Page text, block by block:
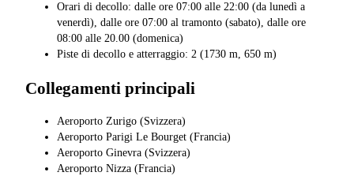
Orari di decollo: dalle ore 07:00 alle 22:00 (da lunedì a
venerdì), dalle ore 07:00 al tramonto (sabato), dalle ore
08:00 alle 20.00 (domenica)
Piste di decollo e atterraggio: 2 (1730 m, 650 m)
Collegamenti principali
Aeroporto Zurigo (Svizzera)
Aeroporto Parigi Le Bourget (Francia)
Aeroporto Ginevra (Svizzera)
Aeroporto Nizza (Francia)